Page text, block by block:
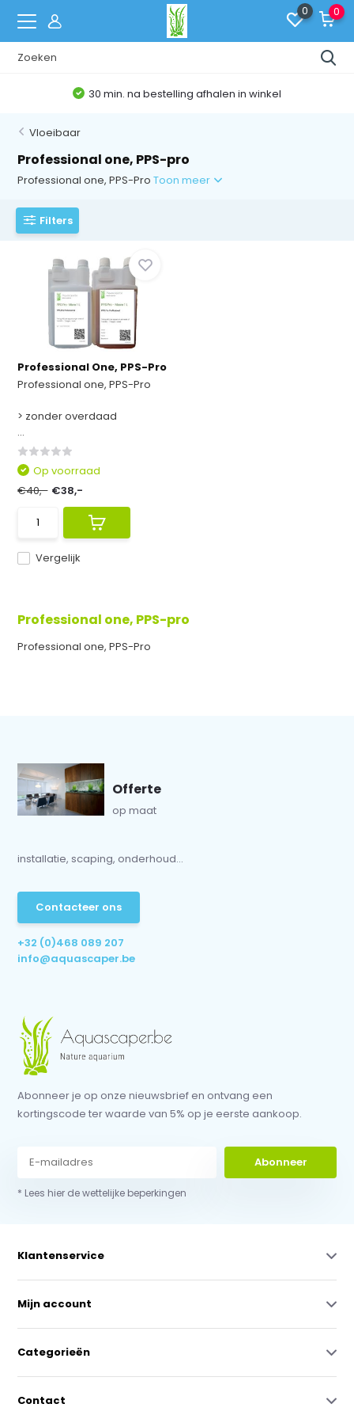
0 0
30 min. na bestelling afhalen in winkel
Vloeibaar
Professional one, PPS-pro
Professional one, PPS-ProToon meer
Filters
Professional One, PPS-Pro
Professional one, PPS-Pro
> zonder overdaad
...
Vergelijk
Op voorraad
€40,- €38,-
Professional one, PPS-pro
Professional one, PPS-Pro
Offerte
op maat
installatie, scaping, onderhoud...
Contacteer ons
+32 (0)468 089 207
info@aquascaper.be
Abonneer je op onze nieuwsbrief en ontvang een
kortingscode ter waarde van 5% op je eerste aankoop.
Abonneer
* Lees hier de wettelijke beperkingen
Klantenservice
Mijn account
Categorieën
Contact